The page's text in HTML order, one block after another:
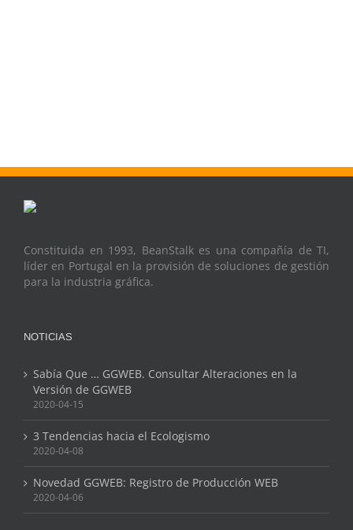
Constituida en 1993, BeanStalk es una compañía de TI,
líder en Portugal en la provisión de soluciones de gestión
para la industria gráfica.
NOTICIAS
Sabía Que … GGWEB. Consultar Alteraciones en la
Versión de GGWEB
2020-04-15
3 Tendencias hacia el Ecologismo
2020-04-08
Novedad GGWEB: Registro de Producción WEB
2020-04-06